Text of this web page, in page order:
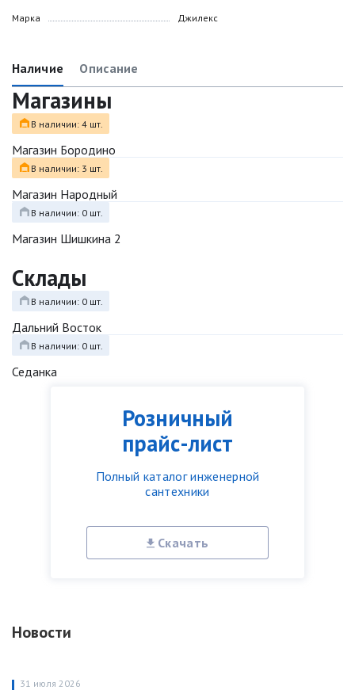
Розничный
прайс-лист
Полный каталог инженерной
сантехники
Скачать
Новости
31 июля 2026
Марка Джилекс
Наличие Описание
Магазины
В наличии: 4 шт.
Магазин Бородино
В наличии: 3 шт.
Магазин Народный
В наличии: 0 шт.
Магазин Шишкина 2
Склады
В наличии: 0 шт.
Дальний Восток
В наличии: 0 шт.
Седанка